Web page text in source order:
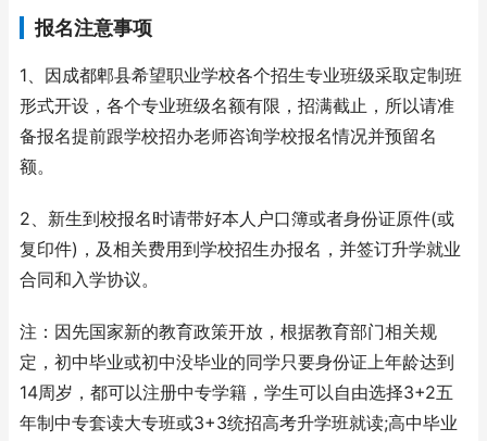
报名注意事项
1、因成都郫县希望职业学校各个招生专业班级采取定制班
形式开设，各个专业班级名额有限，招满截止，所以请准
备报名提前跟学校招办老师咨询学校报名情况并预留名
额。
2、新生到校报名时请带好本人户口簿或者身份证原件(或
复印件)，及相关费用到学校招生办报名，并签订升学就业
合同和入学协议。
注：因先国家新的教育政策开放，根据教育部门相关规
定，初中毕业或初中没毕业的同学只要身份证上年龄达到
14周岁，都可以注册中专学籍，学生可以自由选择3+2五
年制中专套读大专班或3+3统招高考升学班就读;高中毕业